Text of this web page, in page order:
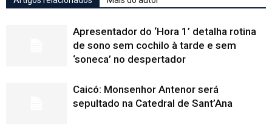
Apresentador do ‘Hora 1’ detalha rotina
de sono sem cochilo à tarde e sem
‘soneca’ no despertador
Caicó: Monsenhor Antenor será
sepultado na Catedral de Sant’Ana